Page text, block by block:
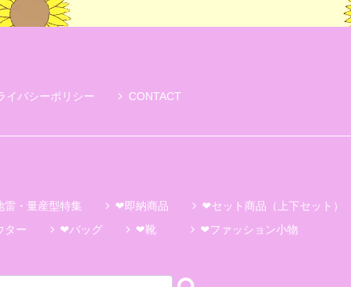
イバシーポリシー CONTACT
雷・量産型特集 ❤即納商品 ❤セット商品（上下セット）
ター ❤バッグ ❤靴 ❤ファッション小物